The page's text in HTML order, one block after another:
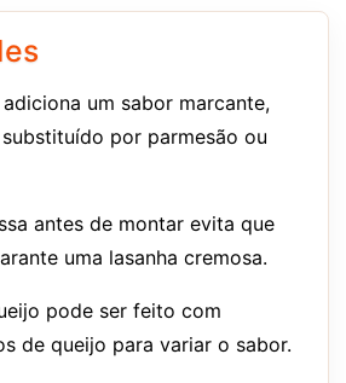
um sabor marcante,
por parmesão ou
antes de montar evita que
uma lasanha cremosa.
pode ser feito com
de queijo para variar o sabor.